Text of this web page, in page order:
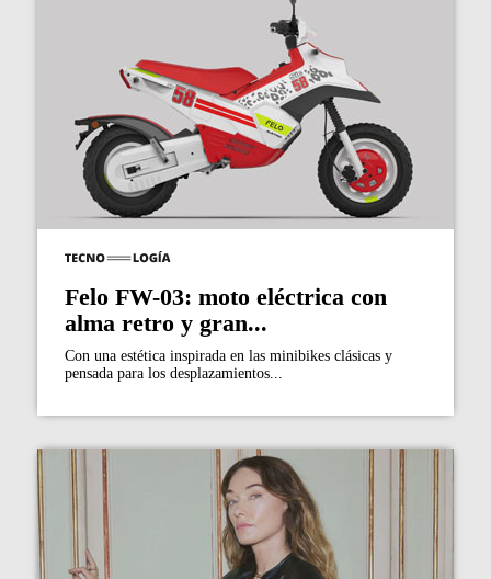
Felo FW-03: moto eléctrica con
alma retro y gran...
Con una estética inspirada en las minibikes clásicas y
pensada para los desplazamientos...